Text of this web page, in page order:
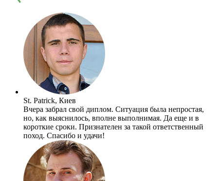
St. Patrick, Киев
Вчера забрал свой диплом. Ситуация была непростая,
но, как выяснилось, вполне выполнимая. Да еще и в
короткие сроки. Признателен за такой ответственный
поход. Спасибо и удачи!